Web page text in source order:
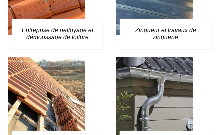
Entreprise de nettoyage et
démoussage de toiture
Zingueur et travaux de
zinguerie